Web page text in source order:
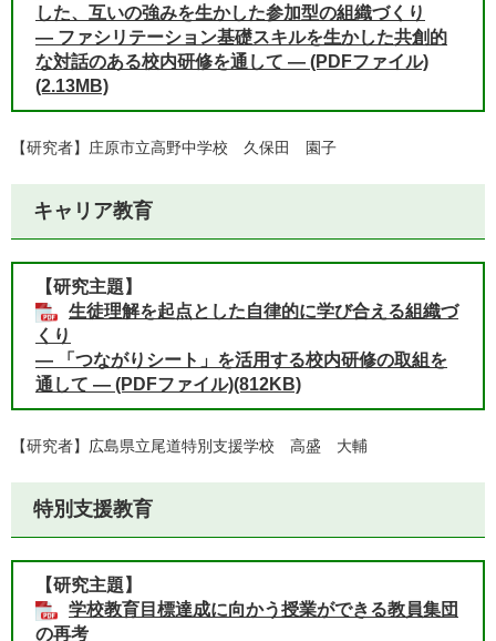
した、互いの強みを生かした参加型の組織づくり
― ファシリテーション基礎スキルを生かした共創的
な対話のある校内研修を通して ― (PDFファイル)
(2.13MB)
【研究者】庄原市立高野中学校 久保田 園子
キャリア教育
【研究主題】
生徒理解を起点とした自律的に学び合える組織づ
くり
― 「つながりシート」を活用する校内研修の取組を
通して ― (PDFファイル)(812KB)
【研究者】広島県立尾道特別支援学校 高盛 大輔
特別支援教育
【研究主題】
学校教育目標達成に向かう授業ができる教員集団
の再考